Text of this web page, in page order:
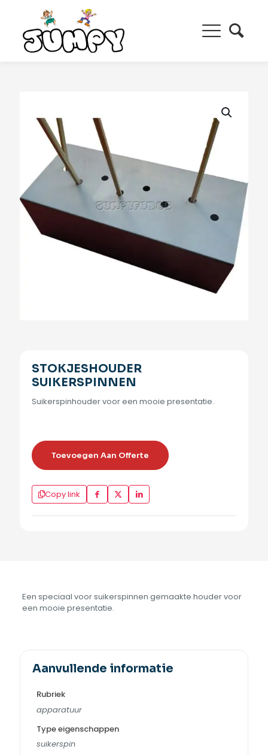
STOKJESHOUDER
SUIKERSPINNEN
Suikerspinhouder voor een mooie presentatie.
Toevoegen Aan Offerte
Copy link
Een speciaal voor suikerspinnen gemaakte houder voor
een mooie presentatie.
Aanvullende informatie
Rubriek
apparatuur
Type eigenschappen
suikerspin